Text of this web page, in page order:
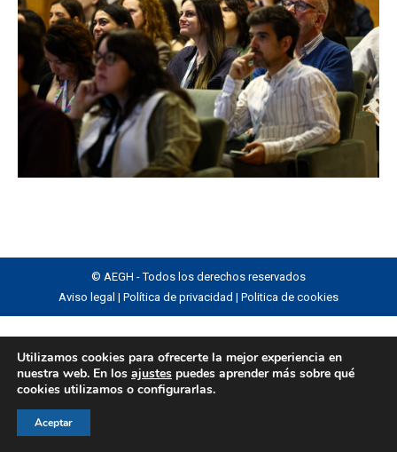
© AEGH - Todos los derechos reservados
Aviso legal | Política de privacidad | Politica de cookies
Utilizamos cookies para ofrecerte la mejor experiencia en
nuestra web. En los ajustes puedes aprender más sobre qué
cookies utilizamos o configurarlas.
Aceptar